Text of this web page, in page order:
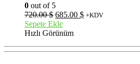
0 out of 5
720.00$ Orijinal
fiyat:
720.00 $.
685.00 $Şu
+KDV
Sepete Ekle
Hızlı Görünüm